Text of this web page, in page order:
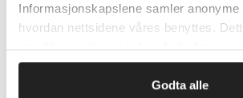
Informasjonskapslene samler
hvordan nettsidene våres benyttes.
innsikt som gjør at vi kan forbedre oss.
Godta alle
Nasjonal
regjeringen
Regjeringen.no